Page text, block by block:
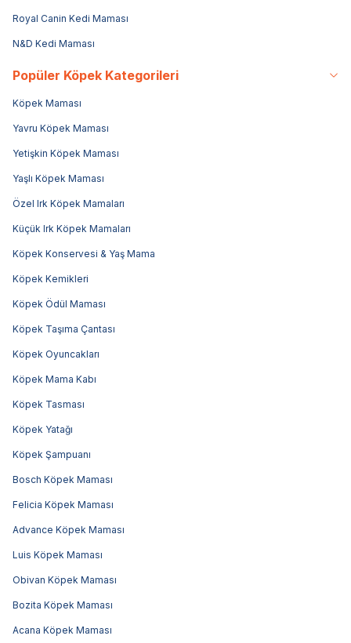
Royal Canin Kedi Maması
N&D Kedi Maması
Popüler Köpek Kategorileri
Köpek Maması
Yavru Köpek Maması
Yetişkin Köpek Maması
Yaşlı Köpek Maması
Özel Irk Köpek Mamaları
Küçük Irk Köpek Mamaları
Köpek Konservesi & Yaş Mama
Köpek Kemikleri
Köpek Ödül Maması
Köpek Taşıma Çantası
Köpek Oyuncakları
Köpek Mama Kabı
Köpek Tasması
Köpek Yatağı
Köpek Şampuanı
Bosch Köpek Maması
Felicia Köpek Maması
Advance Köpek Maması
Luis Köpek Maması
Obivan Köpek Maması
Bozita Köpek Maması
Acana Köpek Maması